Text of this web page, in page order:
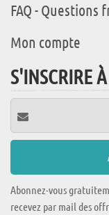
FAQ - Questions
Mon compte
S'INSCRIRE
Abonnez-vous
recevez par mail des